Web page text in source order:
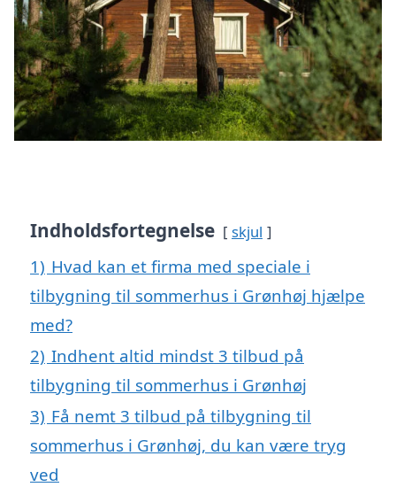
Indholdsfortegnelse skjul
1) Hvad kan et firma med speciale i
tilbygning til sommerhus i Grønhøj hjælpe
med?
2) Indhent altid mindst 3 tilbud på
tilbygning til sommerhus i Grønhøj
3) Få nemt 3 tilbud på tilbygning til
sommerhus i Grønhøj, du kan være tryg
ved